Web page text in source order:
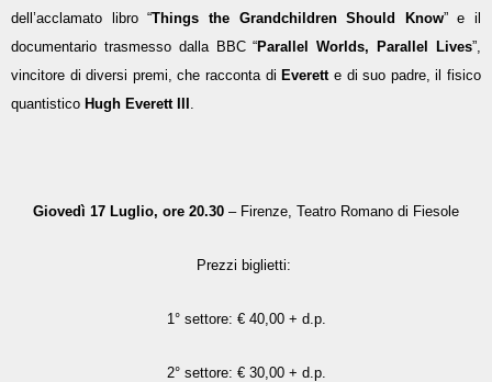
dell’acclamato libro “Things the Grandchildren Should Know” e il
documentario trasmesso dalla BBC “Parallel Worlds, Parallel Lives”,
vincitore di diversi premi, che racconta diEverett e di suo padre, il fisico
quantistico Hugh Everett III
Giovedì 17 Luglio, ore 20.30 – Firenze, Teatro Romano di Fiesole
Prezzi biglietti:
1° settore: € 40,00 + d.p.
2° settore: € 30,00 + d.p.